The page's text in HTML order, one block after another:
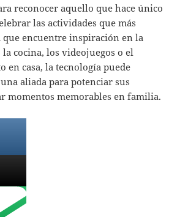
reconocer aquello que hace único
las actividades que más
que encuentre inspiración en la
cocina, los videojuegos o el
en casa, la tecnología puede
aliada para potenciar sus
momentos memorables en familia.